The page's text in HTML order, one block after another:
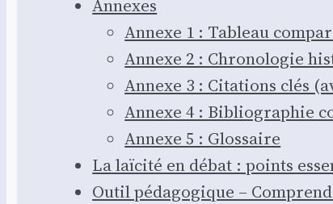
Annexes
Annexe 1 : Tableau
Annexe 2 : Chro­no­lo­gie
Annexe 3 : Cita­tions clés
Annexe 4 : Biblio­gra­phie
Annexe 5 : Glos­saire
La laï­ci­té en débat : points
Outil péda­go­gique –